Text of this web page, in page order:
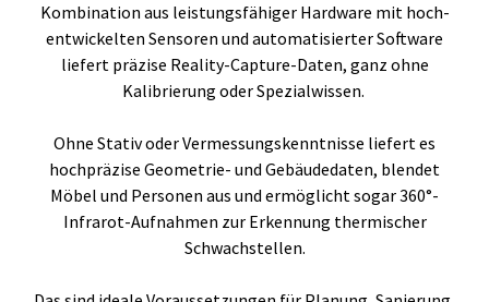
Kombination aus leistungsfähiger Hardware mit hoch-
entwickelten Sensoren und automatisierter Software
liefert präzise Reality-Capture-Daten, ganz ohne
Kalibrierung oder Spezialwissen.
Ohne Stativ oder Vermessungskenntnisse liefert es
hochpräzise Geometrie- und Gebäudedaten, blendet
Möbel und Personen aus und ermöglicht sogar 360°-
Infrarot-Aufnahmen zur Erkennung thermischer
Schwachstellen.